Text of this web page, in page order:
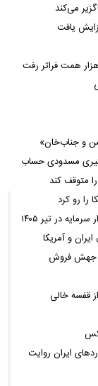
می‌کند
یافت
و جناب‌خان»
متوقف کند
را رو کرد
در تیر ۱۴۰۵
جهش فروش
قفسه خالی
ایران روایت